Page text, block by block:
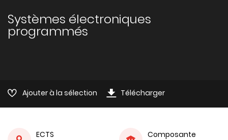
Systèmes électroniques
programmés
Ajouter à la sélection Télécharger
ECTS
Composante